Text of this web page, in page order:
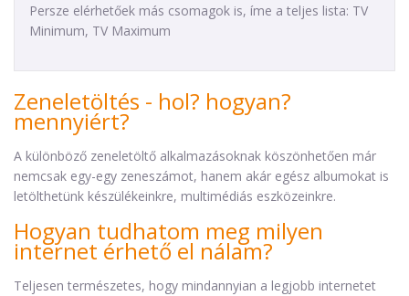
Persze elérhetőek más csomagok is, íme a teljes lista: TV
Minimum, TV Maximum
Zeneletöltés - hol? hogyan?
mennyiért?
A különböző zeneletöltő alkalmazásoknak köszönhetően már
nemcsak egy-egy zeneszámot, hanem akár egész albumokat is
letölthetünk készülékeinkre, multimédiás eszközeinkre.
Hogyan tudhatom meg milyen
internet érhető el nálam?
Teljesen természetes, hogy mindannyian a legjobb internetet